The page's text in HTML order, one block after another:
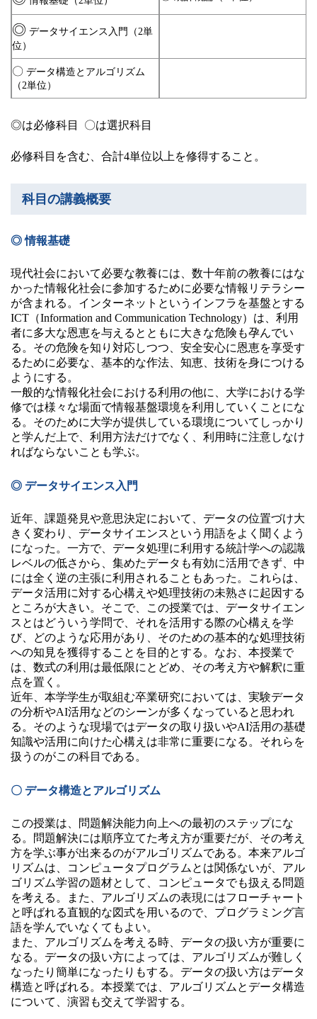
◎ データサイエンス入門（2単
位）
〇 データ構造とアルゴリズム
（2単位）
◎は必修科目 〇は選択科目
必修科目を含む、合計4単位以上を修得すること。
科目の講義概要
◎ 情報基礎
現代社会において必要な教養には、数十年前の教養にはな
かった情報化社会に参加するために必要な情報リテラシー
が含まれる。インターネットというインフラを基盤とする
ICT（Information and Communication Technology）は、利用
者に多大な恩恵を与えるとともに大きな危険も孕んでい
る。その危険を知り対応しつつ、安全安心に恩恵を享受す
るために必要な、基本的な作法、知恵、技術を身につける
ようにする。
一般的な情報化社会における利用の他に、大学における学
修では様々な場面で情報基盤環境を利用していくことにな
る。そのために大学が提供している環境についてしっかり
と学んだ上で、利用方法だけでなく、利用時に注意しなけ
ればならないことも学ぶ。
◎ データサイエンス入門
近年、課題発見や意思決定において、データの位置づけ大
きく変わり、データサイエンスという用語をよく聞くよう
になった。一方で、データ処理に利用する統計学への認識
レベルの低さから、集めたデータも有効に活用できず、中
には全く逆の主張に利用されることもあった。これらは、
データ活用に対する心構えや処理技術の未熟さに起因する
ところが大きい。そこで、この授業では、データサイエン
スとはどういう学問で、それを活用する際の心構えを学
び、どのような応用があり、そのための基本的な処理技術
への知見を獲得することを目的とする。なお、本授業で
は、数式の利用は最低限にとどめ、その考え方や解釈に重
点を置く。
近年、本学学生が取組む卒業研究においては、実験データ
の分析やAI活用などのシーンが多くなっていると思われ
る。そのような現場ではデータの取り扱いやAI活用の基礎
知識や活用に向けた心構えは非常に重要になる。それらを
扱うのがこの科目である。
〇 データ構造とアルゴリズム
この授業は、問題解決能力向上への最初のステップにな
る。問題解決には順序立てた考え方が重要だが、その考え
方を学ぶ事が出来るのがアルゴリズムである。本来アルゴ
リズムは、コンピュータプログラムとは関係ないが、アル
ゴリズム学習の題材として、コンピュータでも扱える問題
を考える。また、アルゴリズムの表現にはフローチャート
と呼ばれる直観的な図式を用いるので、プログラミング言
語を学んでいなくてもよい。
また、アルゴリズムを考える時、データの扱い方が重要に
なる。データの扱い方によっては、アルゴリズムが難しく
なったり簡単になったりもする。データの扱い方はデータ
構造と呼ばれる。本授業では、アルゴリズムとデータ構造
について、演習も交えて学習する。